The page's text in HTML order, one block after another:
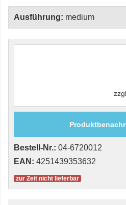
Ausführung: medium
Bestell-Nr.: 04-6720012
EAN: 4251439353632
zur Zeit nicht lieferbar